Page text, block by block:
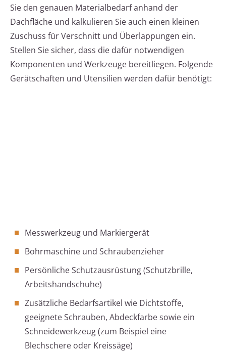
Sie den genauen Materialbedarf anhand der
Dachfläche und kalkulieren Sie auch einen kleinen
Zuschuss für Verschnitt und Überlappungen ein.
Stellen Sie sicher, dass die dafür notwendigen
Komponenten und Werkzeuge bereitliegen. Folgende
Gerätschaften und Utensilien werden dafür benötigt:
Messwerkzeug und Markiergerät
Bohrmaschine und Schraubenzieher
Persönliche Schutzausrüstung (Schutzbrille,
Arbeitshandschuhe)
Zusätzliche Bedarfsartikel wie Dichtstoffe,
geeignete Schrauben, Abdeckfarbe sowie ein
Schneidewerkzeug (zum Beispiel eine
Blechschere oder Kreissäge)